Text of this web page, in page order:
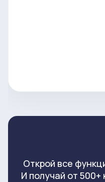
Открой все
И получай от